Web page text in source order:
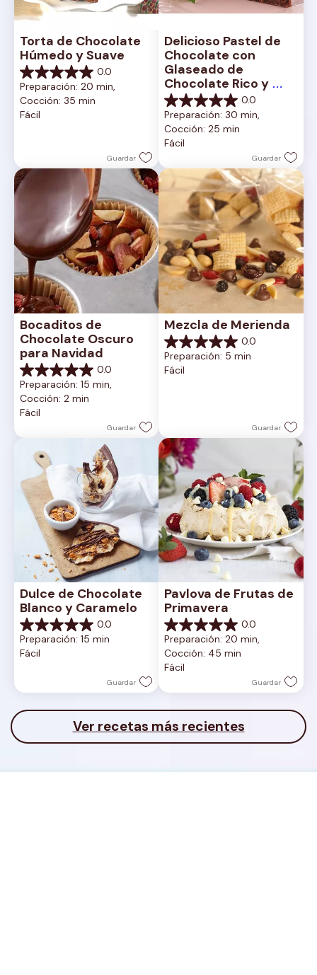
Torta de Chocolate
Húmedo y Suave
0.0
0.0
de
5
estrellas.
Preparación: 20 min,
Cocción: 35 min
Fácil
Guardar
Delicioso Pastel de
Chocolate con
Glaseado de
Chocolate Rico y
Cremoso
0.0
0.0
de
5
estrellas.
Preparación: 30 min,
Cocción: 25 min
Fácil
Guardar
Bocaditos de
Chocolate Oscuro
para Navidad
0.0
0.0
de
5
estrellas.
Preparación: 15 min,
Cocción: 2 min
Fácil
Guardar
Mezcla de Merienda
0.0
0.0
de
5
Preparación: 5 min
Fácil
Guardar
Dulce de Chocolate
Blanco y Caramelo
0.0
0.0
de
5
Preparación: 15 min
Fácil
Guardar
Pavlova de Frutas de
Primavera
0.0
0.0
de
5
estrellas.
Preparación: 20 min,
Cocción: 45 min
Fácil
Guardar
Ver recetas más recientes